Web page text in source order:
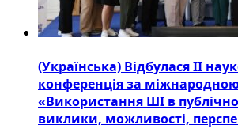
(Українська) Відбулася ІІ
конференція за
«Використання ШІ в
виклики, можливості,